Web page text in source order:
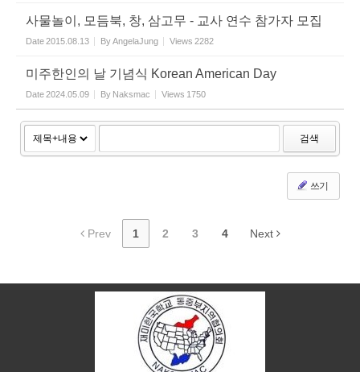
사물놀이, 모듬북, 창, 삼고무 - 교사 연수 참가자 모집
Date2015.08.13 ByAngelaJung Views 2282
미주한인의 날 기념식 Korean American Day
Date2024.05.09 By Naksmac Views 1750
검색
쓰기
Prev 1 2 3 4 Next